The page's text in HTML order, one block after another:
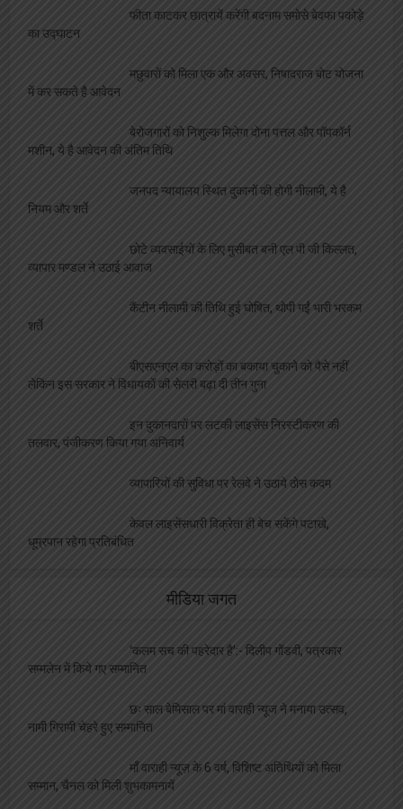
फीता काटकर छात्रायें करेंगी बदनाम समोसे बेवफा पकोड़े
का उद्घाटन
मछुवारों को मिला एक और अवसर, निषादराज बोट योजना
में कर सकते है आवेदन
बेरोजगारों को निशुल्क मिलेगा दोना पत्तल और पॉपकॉर्न
मशीन, ये है आवेदन की अंतिम तिथि
जनपद न्यायालय स्थित दुकानों की होगी नीलामी, ये है
नियम और शर्ते
छोटे व्यवसाईयों के लिए मुसीबत बनी एल पी जी किल्लत,
व्यापार मण्डल ने उठाई आवाज
कैंटीन नीलामी की तिथि हुई घोषित, थोपी गईं भारी भरकम
शर्ते
बीएसएनएल का करोड़ों का बकाया चुकाने को पैसे नहीं
लेकिन इस सरकार ने विधायकों की सेलरी बढ़ा दी तीन गुना
इन दुकानदारों पर लटकी लाइसेंस निरस्टीकरण की
तलवार, पंजीकरण किया गया अनिवार्य
व्यापारियों की सुविधा पर रेलवे ने उठाये ठोस कदम
केवल लाइसेंसधारी विक्रेता ही बेच सकेंगे पटाखे,
धूम्रपान रहेगा प्रतिबंधित
मीडिया जगत
‘कलम सच की पहरेदार है’:- दिलीप गोंडवी, पत्रकार
सम्मलेन में किये गए सम्मानित
छः साल बेमिसाल पर मां वाराही न्यूज ने मनाया उत्सव,
नामी गिरामी चेहरे हुए सम्मानित
माँ वाराही न्यूज़ के 6 वर्ष, विशिष्ट अतिथियों को मिला
सम्मान, चैनल को मिली शुभकामनायें